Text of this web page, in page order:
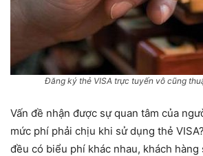
Đăng ký thẻ VISA trực tuyến vô cũng
Vấn đề nhận được sự quan tâm của
mức phí phải chịu khi sử dụng thẻ
đều có biểu phí khác nhau, khách hàng